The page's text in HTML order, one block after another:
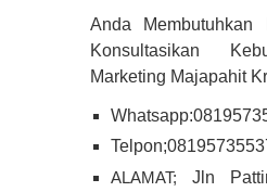
Anda Membutuhkan
Konsultasikan
Marketing Majapahit
ALAMAT;Jln